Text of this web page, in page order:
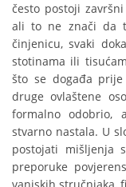
često postoji
ali to ne znači da
činjenicu, svaki
stotinama ili
što se događa
druge ovlaštene
formalno odobrio,
stvarno nastala. U
postojati mišljenja
preporuke